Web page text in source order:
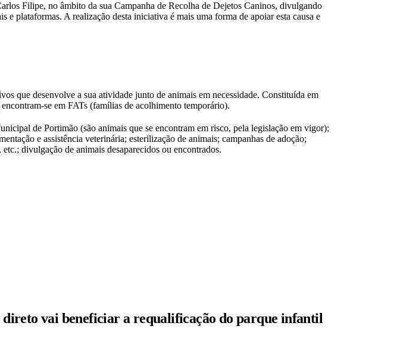
Filipe, no âmbito da sua Campanha de Recolha de Dejetos Caninos, divulgando
e plataformas. A realização desta iniciativa é mais uma forma de apoiar esta causa e
que desenvolve a sua atividade junto de animais em necessidade. Constituída em
se em FATs (famílias de acolhimento temporário).
de Portimão (são animais que se encontram em risco, pela legislação em vigor);
e assistência veterinária; esterilização de animais; campanhas de adoção;
divulgação de animais desaparecidos ou encontrados.
vai beneficiar a requalificação do parque infantil